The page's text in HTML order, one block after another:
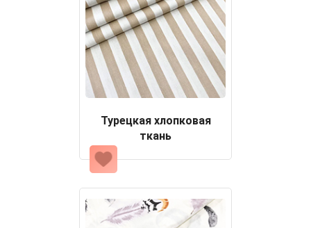
Турецкая хлопковая
ткань